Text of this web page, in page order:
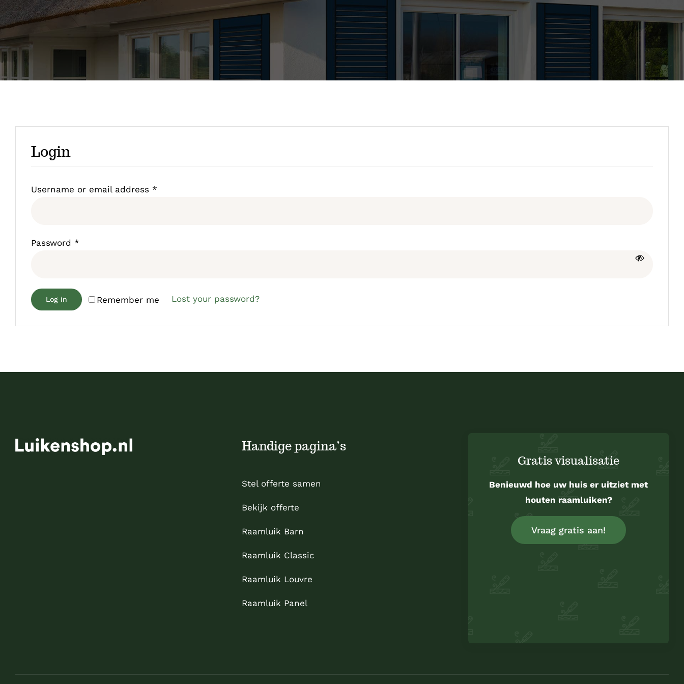
Login
Username or email address *
Password *
Remember me
Log in Lost your password?
Handige pagina’s
Stel offerte samen
Bekijk offerte
Raamluik Barn
Raamluik Classic
Raamluik Louvre
Raamluik Panel
Gratis visualisatie
Benieuwd hoe uw huis er uitziet met
houten raamluiken?
Vraag gratis aan!